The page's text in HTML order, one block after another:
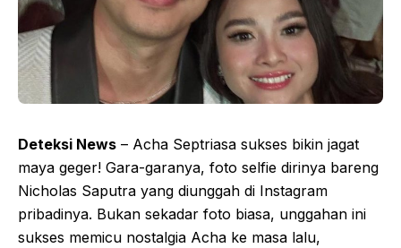
Deteksi News – Acha Septriasa sukses bikin jagat
maya geger! Gara-garanya, foto selfie dirinya bareng
Nicholas Saputra yang diunggah di Instagram
pribadinya. Bukan sekadar foto biasa, unggahan ini
sukses memicu nostalgia Acha ke masa lalu,